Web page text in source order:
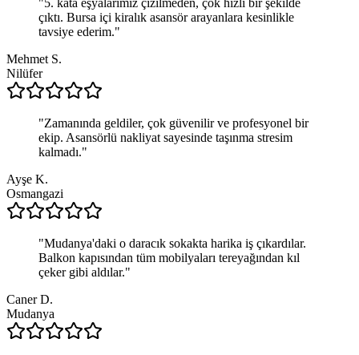
çıktı. Bursa içi kiralık asansör arayanlara kesinlikle
tavsiye ederim."
Mehmet S.
Nilüfer
"Zamanında geldiler, çok güvenilir ve profesyonel bir
ekip. Asansörlü nakliyat sayesinde taşınma stresim
kalmadı."
Ayşe K.
Osmangazi
"Mudanya'daki o daracık sokakta harika iş çıkardılar.
Balkon kapısından tüm mobilyaları tereyağından kıl
çeker gibi aldılar."
Caner D.
Mudanya